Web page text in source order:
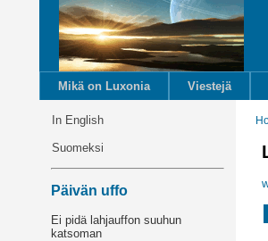
Mikä on Luxonia Viestejä
In English
Suomeksi
Päivän uffo
Ei pidä lahjauffon suuhun
katsoman